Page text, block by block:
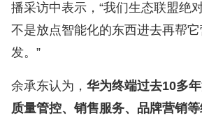
播采访中表示，“我们生态联盟绝
不是放点智能化的东西进去再帮
发。”
余承东认为， 华为终端过去10多
质量管控、销售服务、品牌营销